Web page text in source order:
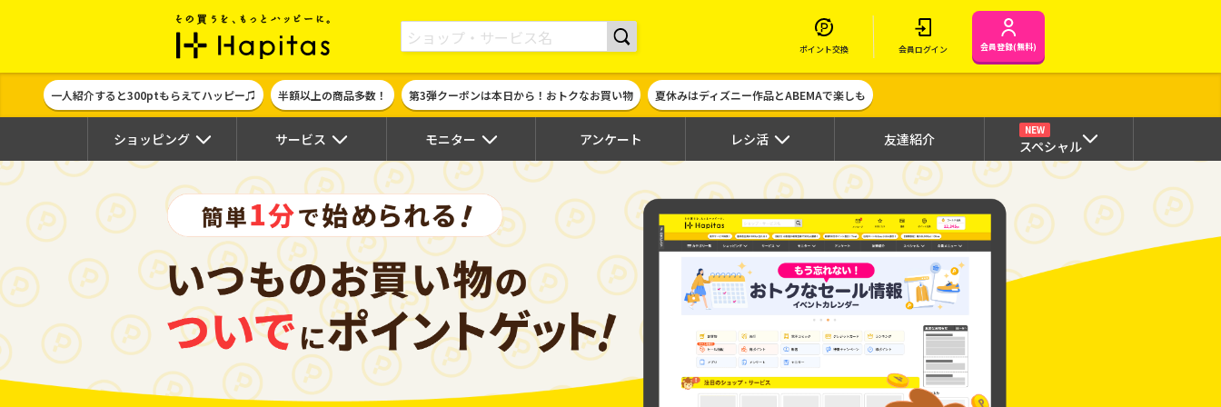
ポイント貯めて現金やギフト券に交換できるポイントサイト | ハピタス
ポイント交換 会員ログイン 会員登録(無料)
一人紹介すると300ptもらえてハッピー♫ 半額以上の商品多数！ 第3弾クーポンは本日から！おトクなお買い物 夏休みはディズニー作品とABEMAで楽しも
ショッピング サービス モニター アンケート レシ活 友達紹介
NEW
スペシャル